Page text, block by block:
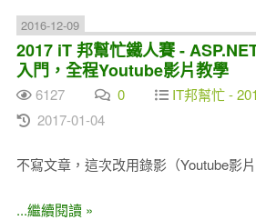
2016-12-09
2017 iT 邦幫忙鐵人賽 -
入門，全程Youtube影片教學
6127 0
IT邦幫忙 -
2017-01-04
不寫文章，這次改用錄影（Youtube影
...繼續閱讀 »